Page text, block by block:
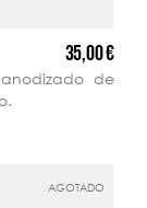
35,00 €
de
AGOTADO